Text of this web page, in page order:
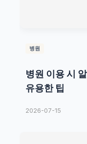
병원
병원 이용 시
유용한 팁
2026-07-15